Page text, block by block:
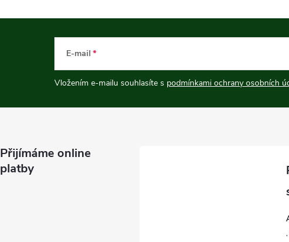
E-mail
Vložením e-mailu souhlasíte s podmínkami ochrany osobních
Přijímáme online
platby